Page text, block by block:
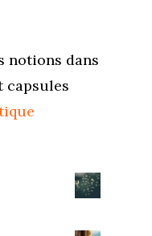
notions dans
capsules
La Boussole
Renaissance
Membership
Contact